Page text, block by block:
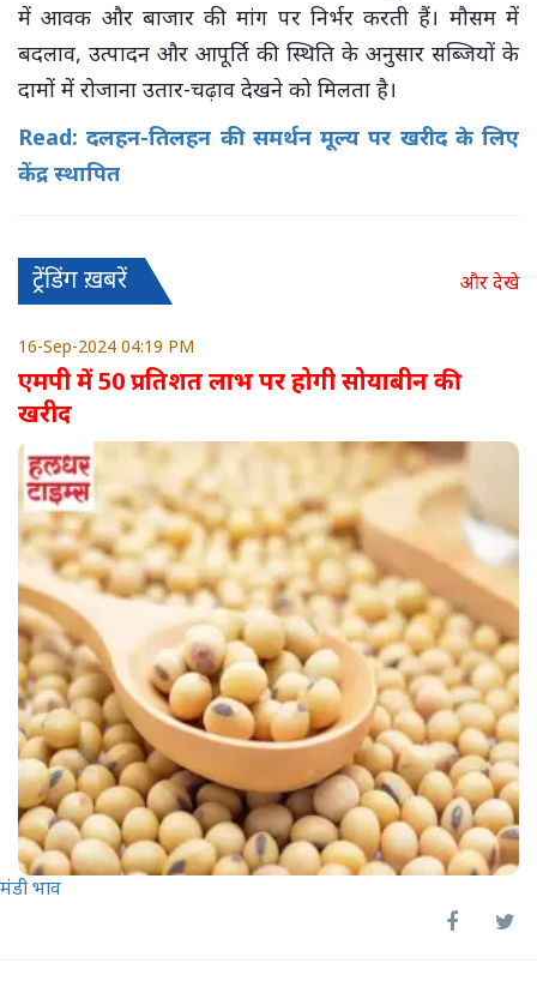
में आवक और बाजार की मांग पर निर्भर करती हैं। मौसम में
बदलाव, उत्पादन और आपूर्ति की स्थिति के अनुसार सब्जियों के
दामों में रोजाना उतार-चढ़ाव देखने को मिलता है।
Read: दलहन-तिलहन की समर्थन मूल्य पर खरीद के लिए
केंद्र स्थापित
ट्रेंडिंग ख़बरें और देखे
16-Sep-2024 04:19 PM
एमपी में 50 प्रतिशत लाभ पर होगी सोयाबीन की
खरीद
मंडी भाव